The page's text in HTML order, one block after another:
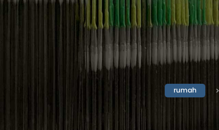
rumah